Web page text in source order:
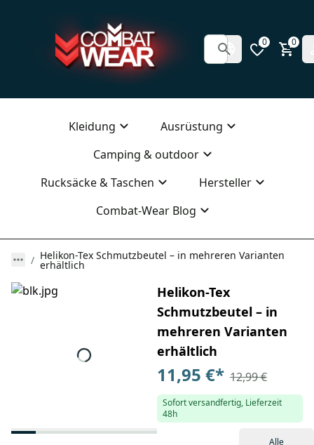
0 0
Kleidung
Ausrüstung
Camping & outdoor
Rucksäcke & Taschen
Hersteller
Combat-Wear Blog
Helikon-Tex Schmutzbeutel – in mehreren Varianten
erhältlich
Helikon-Tex
Schmutzbeutel – in
mehreren Varianten
erhältlich
11,95 €* 12,99 €
Sofort versandfertig, Lieferzeit
48h
Alle